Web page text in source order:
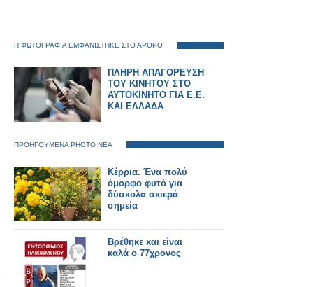
Η ΦΩΤΟΓΡΑΦΙΑ ΕΜΦΑΝΙΣΤΗΚΕ ΣΤΟ ΑΡΘΡΟ
ΠΛΗΡΗ ΑΠΑΓΟΡΕΥΣΗ
ΤΟΥ ΚΙΝΗΤΟΥ ΣΤΟ
ΑΥΤΟΚΙΝΗΤΟ ΓΙΑ Ε.Ε.
ΚΑΙ ΕΛΛΑΔΑ
ΠΡΟΗΓΟΥΜΕΝΑ PHOTO ΝΕΑ
Κέρρια. Ένα πολύ
όμορφο φυτό για
δύσκολα σκιερά
σημεία
Βρέθηκε και είναι
καλά ο 77χρονος